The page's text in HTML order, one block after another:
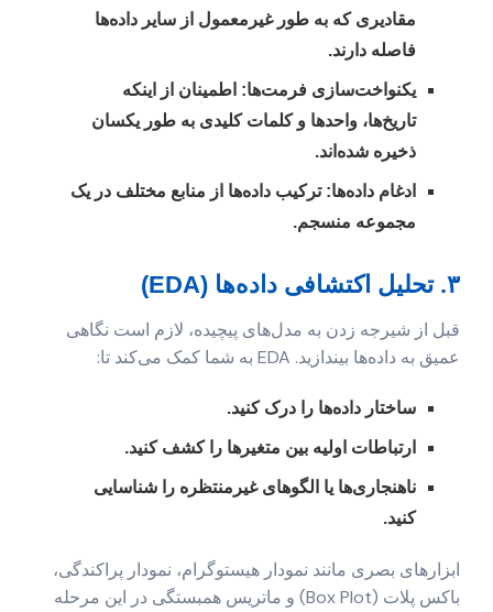
مقادیری که به طور غیرمعمول از سایر داده‌ها
فاصله دارند.
یکنواخت‌سازی فرمت‌ها: اطمینان از اینکه
تاریخ‌ها، واحدها و کلمات کلیدی به طور یکسان
ذخیره شده‌اند.
ادغام داده‌ها: ترکیب داده‌ها از منابع مختلف در یک
مجموعه منسجم.
۳. تحلیل اکتشافی داده‌ها (EDA)
قبل از شیرجه زدن به مدل‌های پیچیده، لازم است نگاهی
عمیق به داده‌ها بیندازید. EDA به شما کمک می‌کند تا:
ساختار داده‌ها را درک کنید.
ارتباطات اولیه بین متغیرها را کشف کنید.
ناهنجاری‌ها یا الگوهای غیرمنتظره را شناسایی
کنید.
ابزارهای بصری مانند نمودار هیستوگرام، نمودار پراکندگی،
باکس پلات (Box Plot) و ماتریس همبستگی در این مرحله